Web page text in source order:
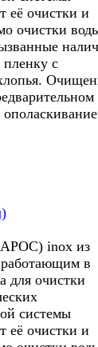
её очистки и
очистки
с
inox из
работающим в
для очистки
системы
её очистки и